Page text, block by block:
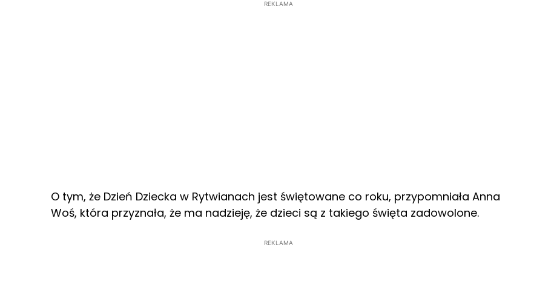
REKLAMA
O tym, że Dzień Dziecka w Rytwianach jest świętowane co roku, przypomniała Anna
Woś, która przyznała, że ma nadzieję, że dzieci są z takiego święta zadowolone.
REKLAMA